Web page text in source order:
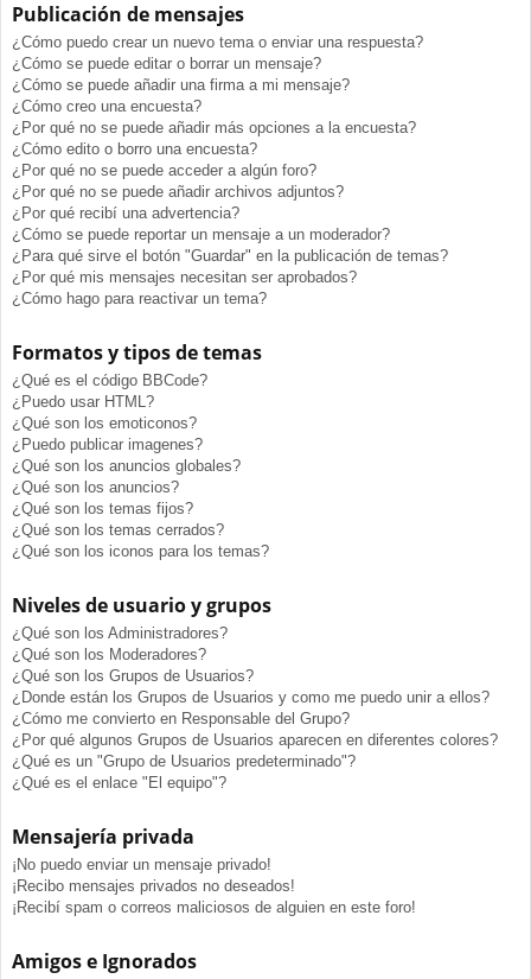
Publicación de mensajes
¿Cómo puedo crear un nuevo tema o enviar una respuesta?
¿Cómo se puede editar o borrar un mensaje?
¿Cómo se puede añadir una firma a mi mensaje?
¿Cómo creo una encuesta?
¿Por qué no se puede añadir más opciones a la encuesta?
¿Cómo edito o borro una encuesta?
¿Por qué no se puede acceder a algún foro?
¿Por qué no se puede añadir archivos adjuntos?
¿Por qué recibí una advertencia?
¿Cómo se puede reportar un mensaje a un moderador?
¿Para qué sirve el botón "Guardar" en la publicación de temas?
¿Por qué mis mensajes necesitan ser aprobados?
¿Cómo hago para reactivar un tema?
Formatos y tipos de temas
¿Qué es el código BBCode?
¿Puedo usar HTML?
¿Qué son los emoticonos?
¿Puedo publicar imagenes?
¿Qué son los anuncios globales?
¿Qué son los anuncios?
¿Qué son los temas fijos?
¿Qué son los temas cerrados?
¿Qué son los iconos para los temas?
Niveles de usuario y grupos
¿Qué son los Administradores?
¿Qué son los Moderadores?
¿Qué son los Grupos de Usuarios?
¿Donde están los Grupos de Usuarios y como me puedo unir a ellos?
¿Cómo me convierto en Responsable del Grupo?
¿Por qué algunos Grupos de Usuarios aparecen en diferentes colores?
¿Qué es un "Grupo de Usuarios predeterminado"?
¿Qué es el enlace "El equipo"?
Mensajería privada
¡No puedo enviar un mensaje privado!
¡Recibo mensajes privados no deseados!
¡Recibí spam o correos maliciosos de alguien en este foro!
Amigos e Ignorados